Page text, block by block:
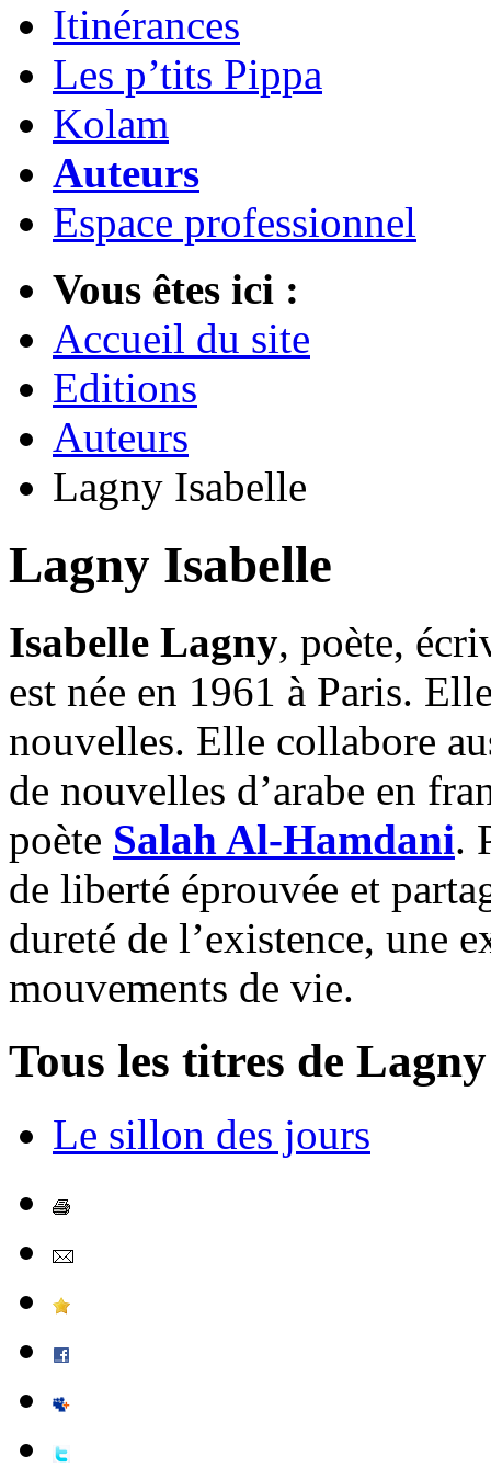
Itinérances
Les p’tits Pippa
Kolam
Auteurs
Espace professionnel
Vous êtes ici :
Accueil du site
Editions
Auteurs
Lagny Isabelle
Lagny Isabelle
Isabelle Lagny, poète,
est née en 1961 à Paris.
nouvelles. Elle collabore
de nouvelles d’arabe en
poète Salah Al-Hamdani.
de liberté éprouvée et
dureté de l’existence, une
mouvements de vie.
Tous les titres de
Le sillon des jours